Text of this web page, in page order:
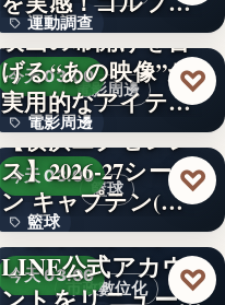
運動調查
34%
始め…
電影周邊
今天 03:00
電影周邊
75
映画の幕開けを告
げる“あの映像”が
実用的なアイテム
に！「…
♡
籃球
今天 03:00
籃球
3
【横浜エクセレン
ス】2026-27シーズ
ン キャプテン(…
♡
市政數位化
今天 03:00
千葉県茂原市が
LINE公式アカウ♡